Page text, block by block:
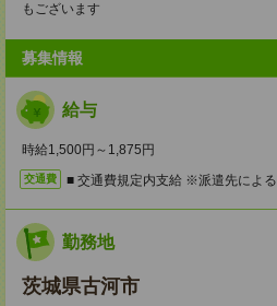
もございます
募集情報
給与
時給1,500円～1,875円
交通費 ■ 交通費規定内支給 ※派遣先による
勤務地
茨城県古河市